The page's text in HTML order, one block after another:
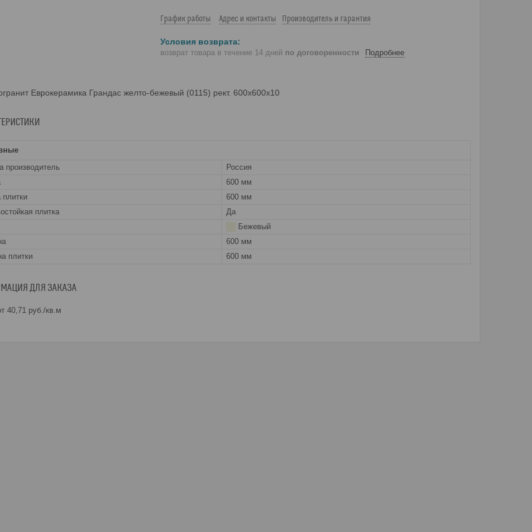
График работы Адрес и контакты Производитель и гарантия
возврат товара в течение 14 дней по договоренности Подробнее
Еврокерамика Грандас желто-бежевый (0115) рект. 600х600x10
производитель
Россия
600 мм
600 мм
плитка
Да
Бежевый
600 мм
плитки
600 мм
ДЛЯ ЗАКАЗА
40,71 руб./кв.м